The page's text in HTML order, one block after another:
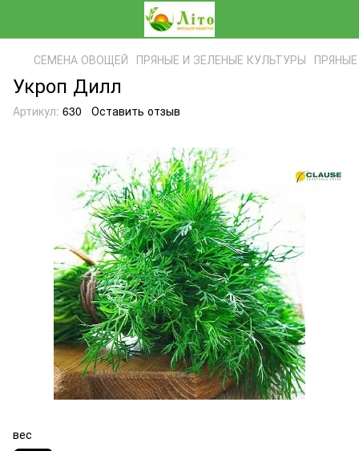
СЕМЕНА ОВОЩЕЙ ПРЯНЫЕ И ЗЕЛЕНЫЕ КУЛЬТУРЫ
Укроп Дилл
Артикул: 630 Оставить отзыв
вес